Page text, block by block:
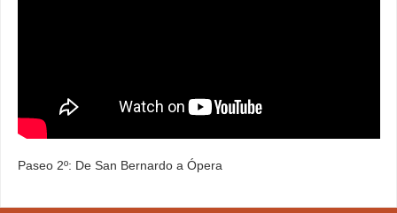
Paseo 2º: De San Bernardo a Ópera